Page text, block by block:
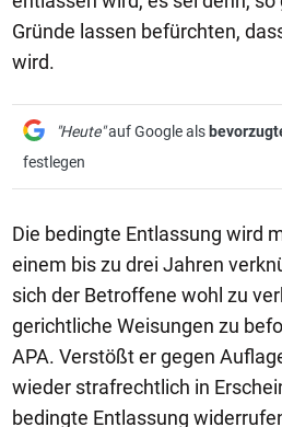
Gründe lassen befürchten,
wird.
"Heute"auf Google als
festlegen
Die bedingte Entlassung wird
einem bis zu drei Jahren
sich der Betroffene wohl zu
gerichtliche Weisungen zu
APA. Verstößt er gegen
wieder strafrechtlich in
bedingte Entlassung